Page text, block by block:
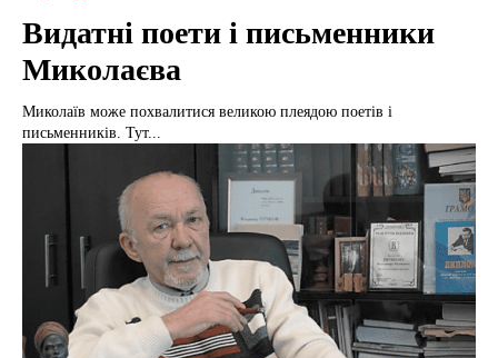
Видатні поети і письменники
Миколаєва
Миколаїв може похвалитися великою плеядою поетів і
письменників. Тут...